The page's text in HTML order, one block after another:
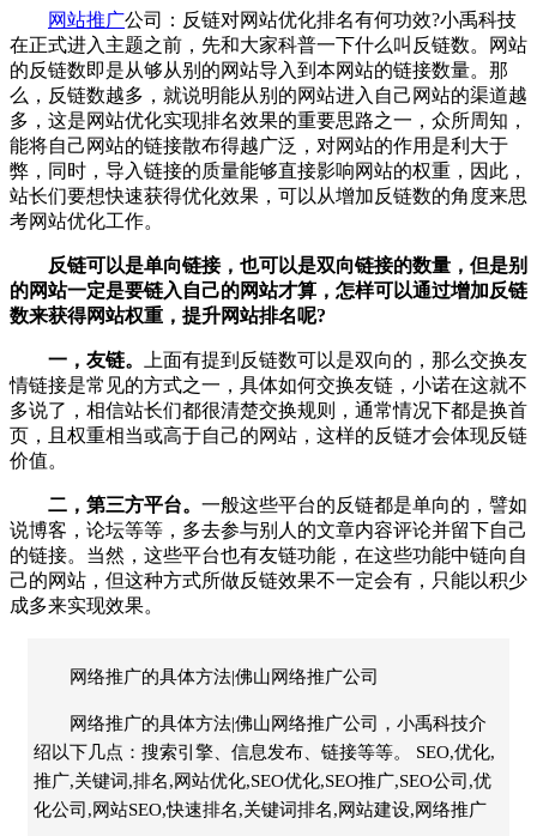
网站推广公司 ：反链对网站优化排名有何功效?小禹科技
在正式进入主题之前，先和大家科普一下什么叫反链数。网站
的反链数即是从够从别的网站导入到本网站的链接数量。那
么，反链数越多，就说明能从别的网站进入自己网站的渠道越
多，这是网站优化实现排名效果的重要思路之一，众所周知，
能将自己网站的链接散布得越广泛，对网站的作用是利大于
弊，同时，导入链接的质量能够直接影响网站的权重，因此，
站长们要想快速获得优化效果，可以从增加反链数的角度来思
考网站优化工作。
反链可以是单向链接，也可以是双向链接的数量，但是别
的网站一定是要链入自己的网站才算，怎样可以通过增加反链
数来获得网站权重，提升网站排名呢?
一，友链。
上面有提到反链数可以是双向的，那么交换友
情链接是常见的方式之一，具体如何交换友链，小诺在这就不
多说了，相信站长们都很清楚交换规则，通常情况下都是换首
页，且权重相当或高于自己的网站，这样的反链才会体现反链
价值。
二，第三方平台。 一般这些平台的反链都是单向的，譬如
说博客，论坛等等，多去参与别人的文章内容评论并留下自己
的链接。当然，这些平台也有友链功能，在这些功能中链向自
己的网站，但这种方式所做反链效果不一定会有，只能以积少
成多来实现效果。
网络推广的具体方法|佛山网络推广公司
网络推广的具体方法|佛山网络推广公司，小禹科技介
绍以下几点：搜索引擎、信息发布、链接等等。 SEO,优化,
推广,关键词,排名,网站优化,SEO优化,SEO推广,SEO公司,优
化公司,网站SEO,快速排名,关键词排名,网站建设,网络推广